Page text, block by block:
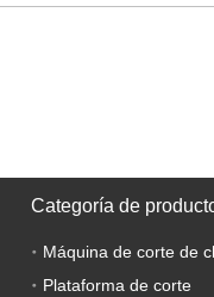
Categoría de
Plataforma de corte